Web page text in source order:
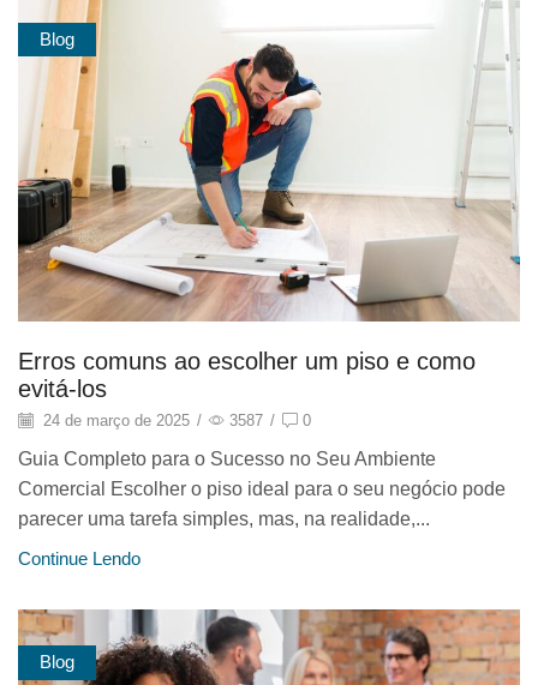
Blog
Erros comuns ao escolher um piso e como
evitá-los
24 de março de 2025 / 3587 / 0
Guia Completo para o Sucesso no Seu Ambiente
Comercial Escolher o piso ideal para o seu negócio pode
parecer uma tarefa simples, mas, na realidade,...
Continue Lendo
Blog